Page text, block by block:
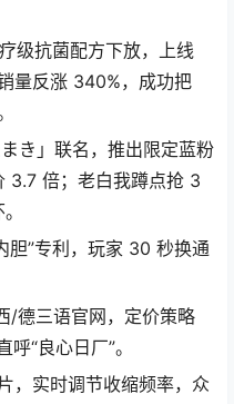
级抗菌配方下放，上线
量反涨 340%，成功把
き」联名，推出限定蓝粉
3.7 倍；老白我蹲点抢 3
胆”专利，玩家 30 秒换通
/德三语官网，定价策略
“良心日厂”。
，实时调节收缩频率，众